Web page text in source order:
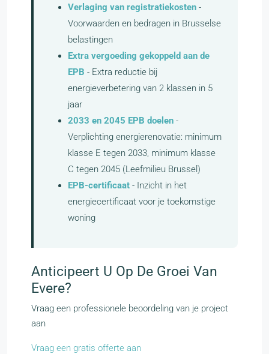
Verlaging van registratiekosten -
Voorwaarden en bedragen in Brusselse
belastingen
Extra vergoeding gekoppeld aan de
EPB - Extra reductie bij
energieverbetering van 2 klassen in 5
jaar
2033 en 2045 EPB doelen -
Verplichting energierenovatie: minimum
klasse E tegen 2033, minimum klasse
C tegen 2045 (Leefmilieu Brussel)
EPB-certificaat - Inzicht in het
energiecertificaat voor je toekomstige
woning
Anticipeert U Op De Groei Van
Evere?
Vraag een professionele beoordeling van je project
aan
Vraag een gratis offerte aan